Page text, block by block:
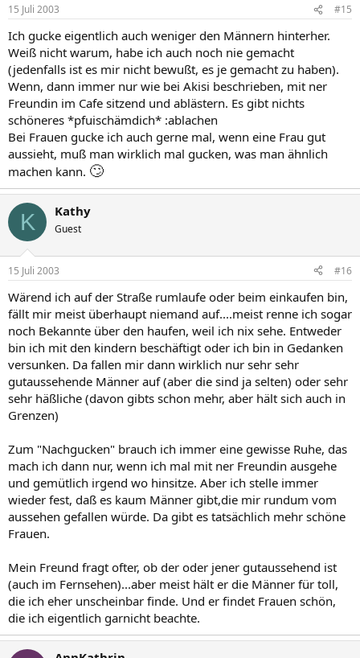
15 Juli 2003 #15
Ich gucke eigentlich auch weniger den Männern hinterher.
Weiß nicht warum, habe ich auch noch nie gemacht
(jedenfalls ist es mir nicht bewußt, es je gemacht zu haben).
Wenn, dann immer nur wie bei Akisi beschrieben, mit ner
Freundin im Cafe sitzend und ablästern. Es gibt nichts
schöneres *pfuischämdich* :ablachen
Bei Frauen gucke ich auch gerne mal, wenn eine Frau gut
aussieht, muß man wirklich mal gucken, was man ähnlich
machen kann. 🙄
K Kathy
Guest
15 Juli 2003 #16
Wärend ich auf der Straße rumlaufe oder beim einkaufen bin,
fällt mir meist überhaupt niemand auf....meist renne ich sogar
noch Bekannte über den haufen, weil ich nix sehe. Entweder
bin ich mit den kindern beschäftigt oder ich bin in Gedanken
versunken. Da fallen mir dann wirklich nur sehr sehr
gutaussehende Männer auf (aber die sind ja selten) oder sehr
sehr häßliche (davon gibts schon mehr, aber hält sich auch in
Grenzen)
Zum "Nachgucken" brauch ich immer eine gewisse Ruhe, das
mach ich dann nur, wenn ich mal mit ner Freundin ausgehe
und gemütlich irgend wo hinsitze. Aber ich stelle immer
wieder fest, daß es kaum Männer gibt,die mir rundum vom
aussehen gefallen würde. Da gibt es tatsächlich mehr schöne
Frauen.
Mein Freund fragt ofter, ob der oder jener gutaussehend ist
(auch im Fernsehen)...aber meist hält er die Männer für toll,
die ich eher unscheinbar finde. Und er findet Frauen schön,
die ich eigentlich garnicht beachte.